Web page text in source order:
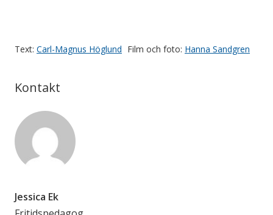
Text: Carl-Magnus Höglund Film och foto: Hanna Sandgren
Kontakt
Jessica Ek